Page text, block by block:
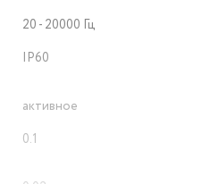
20 - 20000 Гц
IP60
активное
0.1